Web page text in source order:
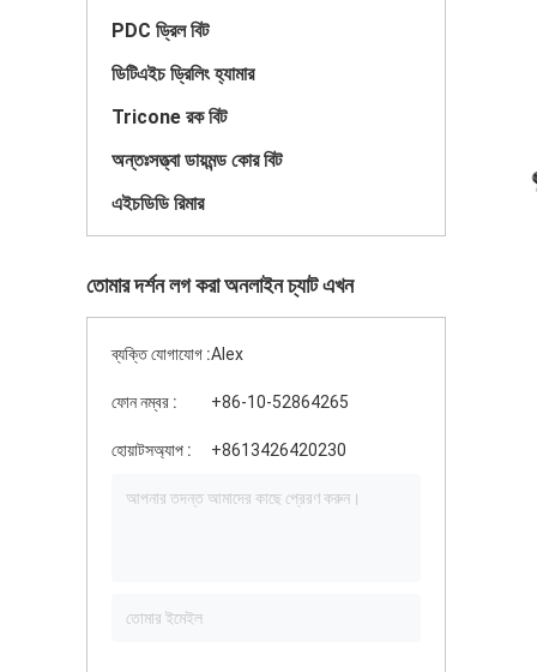
PDC ড্রিল বিট
ডিটিএইচ ড্রিলিং হ্যামার
Tricone রক বিট
অন্তঃসত্ত্বা ডায়মন্ড কোর বিট
এইচডিডি রিমার
তোমার দর্শন লগ করা অনলাইন চ্যাট এখন
ব্যক্তি যোগাযোগ :Alex
ফোন নম্বর : +86-10-52864265
হোয়াটসঅ্যাপ : +8613426420230